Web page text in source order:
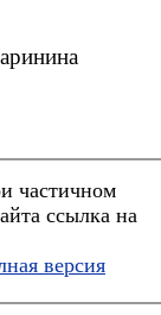
частичном
ссылка на
версия